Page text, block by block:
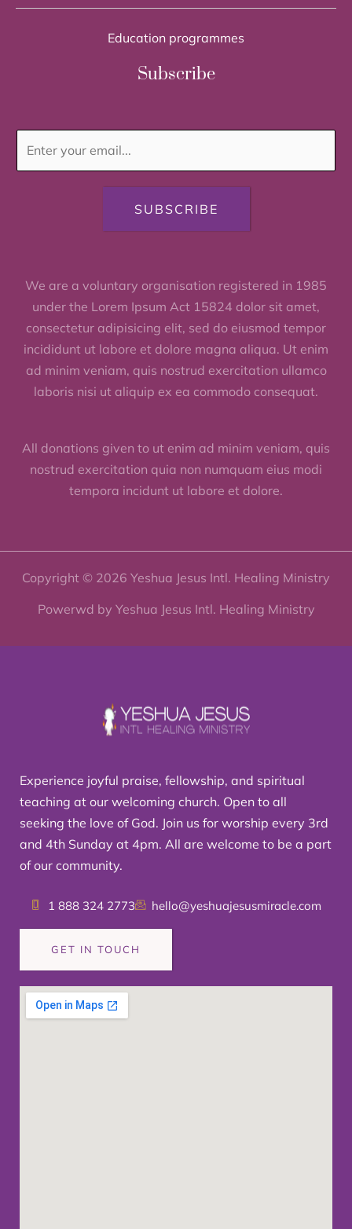
Education programmes
Subscribe
SUBSCRIBE
We are a voluntary organisation registered in 1985
under the Lorem Ipsum Act 15824 dolor sit amet,
consectetur adipisicing elit, sed do eiusmod tempor
incididunt ut labore et dolore magna aliqua. Ut enim
ad minim veniam, quis nostrud exercitation ullamco
laboris nisi ut aliquip ex ea commodo consequat.
All donations given to ut enim ad minim veniam, quis
nostrud exercitation quia non numquam eius modi
tempora incidunt ut labore et dolore.
Copyright © 2026 Yeshua Jesus Intl. Healing Ministry
Powerwd by Yeshua Jesus Intl. Healing Ministry
Experience joyful praise, fellowship, and spiritual
teaching at our welcoming church. Open to all
seeking the love of God. Join us for worship every 3rd
and 4th Sunday at 4pm. All are welcome to be a part
of our community.
1 888 324 2773 hello@yeshuajesusmiracle.com
GET IN TOUCH